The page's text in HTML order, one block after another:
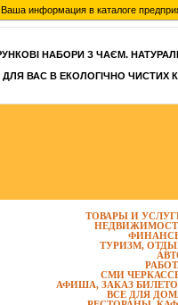
информация в каталоге
НАБОРИ З ЧАЄМ.
ВАС В ЕКОЛОГІЧНО ЧИСТИХ
ТОВАРЫ И
ТУРИЗМ,
СМИ
АФИША, ЗАКАЗ
ВСЕ ДЛЯ